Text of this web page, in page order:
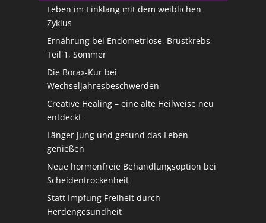
Leben im Einklang mit dem weiblichen
Zyklus
Ernährung bei Endometriose, Brustkrebs,
Teil 1, Sommer
Die Borax-Kur bei
Wechseljahresbeschwerden
Creative Healing – eine alte Heilweise neu
entdeckt
Länger jung und gesund das Leben
genießen
Neue hormonfreie Behandlungsoption bei
Scheidentrockenheit
Statt Impfung Freiheit durch
Herdengesundheit